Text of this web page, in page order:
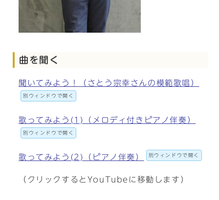
曲を聞く
聞いてみよう！（さとう宗幸さんの模範歌唱）
別ウィンドウで開く
歌ってみよう(1)（メロディ付きピアノ伴奏）
別ウィンドウで開く
歌ってみよう(2)（ピアノ伴奏） 別ウィンドウで開く
（クリックするとYouTubeに移動します）